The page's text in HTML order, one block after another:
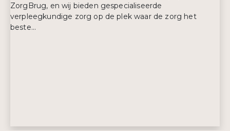
ZorgBrug, en wij bieden gespecialiseerde
verpleegkundige zorg op de plek waar de zorg het
beste...